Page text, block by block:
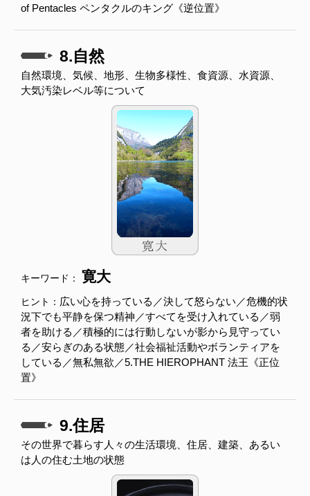
of Pentacles ペンタクルのキング《逆位置》
8.自然
自然環境、気候、地形、生物多様性、食資源、水資源、
大気汚染レベル等について
キーワード： 寛大
ヒント： 広い心を持っている／決して怒らない／危機的状
況下でも平静を保つ精神／すべてを受け入れている／弱
者を助ける／積極的には行動しないが影から見守ってい
る／安らぎのある状態／社会福祉活動やボランティアを
している／無私無欲／5.THE HIEROPHANT 法王《正位
置》
9.住居
その世界で暮らす人々の生活環境、住居、建築、あるい
は人の住む土地の状態